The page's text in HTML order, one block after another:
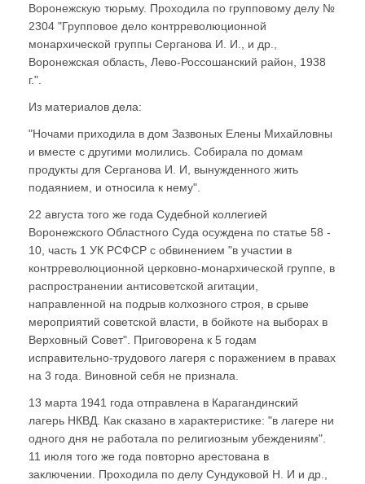
Воронежскую тюрьму. Проходила по групповому делу №
2304 "Групповое дело контрреволюционной
монархической группы Серганова И. И., и др.,
Воронежская область, Лево-Россошанский район, 1938
г.".
Из материалов дела:
"Ночами приходила в дом Зазвоных Елены Михайловны
и вместе с другими молились. Собирала по домам
продукты для Серганова И. И, вынужденного жить
подаянием, и относила к нему".
22 августа того же года Судебной коллегией
Воронежского Областного Суда осуждена по статье 58 -
10, часть 1 УК РСФСР с обвинением "в участии в
контрреволюционной церковно-монархической группе, в
распространении антисоветской агитации,
направленной на подрыв колхозного строя, в срыве
мероприятий советской власти, в бойкоте на выборах в
Верховный Совет". Приговорена к 5 годам
исправительно-трудового лагеря с поражением в правах
на 3 года. Виновной себя не признала.
13 марта 1941 года отправлена в Карагандинский
лагерь НКВД. Как сказано в характеристике: "в лагере ни
одного дня не работала по религиозным убеждениям".
11 июля того же года повторно арестована в
заключении. Проходила по делу Сундуковой Н. И и др.,